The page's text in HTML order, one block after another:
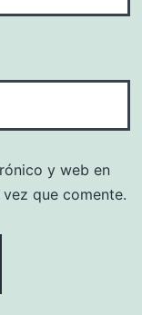
y web en
que comente.